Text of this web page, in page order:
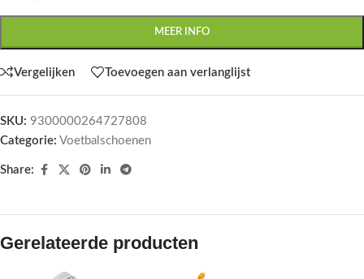
MEER INFO
Vergelijken Toevoegen aan verlanglijst
SKU: 9300000264727808
Categorie: Voetbalschoenen
Share:
Gerelateerde producten